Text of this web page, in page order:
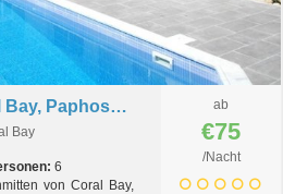
Ferienhaus Zafira, Coral Bay, Paphos, Zypern
Bay
6
von Coral Bay,
ab
€75
/Nacht